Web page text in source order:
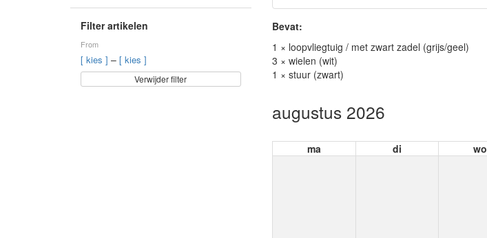
Filter artikelen
From
[ kies ] – [ kies ]
Verwijder filter
Bevat:
1 × loopvliegtuig / met zwart zadel (grijs/geel)
3 × wielen (wit)
1 × stuur (zwart)
augustus 2026
ma di wo